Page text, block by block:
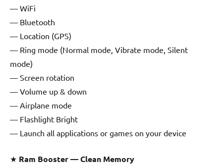
— WiFi
— Bluetooth
— Location (GPS)
— Ring mode (Normal mode, Vibrate mode, Silent
mode)
— Screen rotation
— Volume up & down
— Airplane mode
— Flashlight Bright
— Launch all applications or games on your device
★ Ram Booster — Clean Memory